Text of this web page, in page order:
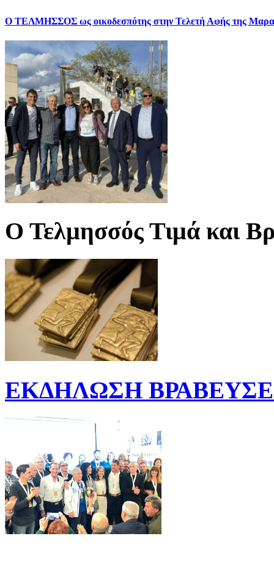
Ο ΤΕΛΜΗΣΣΟΣ ως οικοδεσπότης στην Τελετή Αφής της
Ο Τελμησσός Τιμά και
ΕΚΔΗΛΩΣΗ